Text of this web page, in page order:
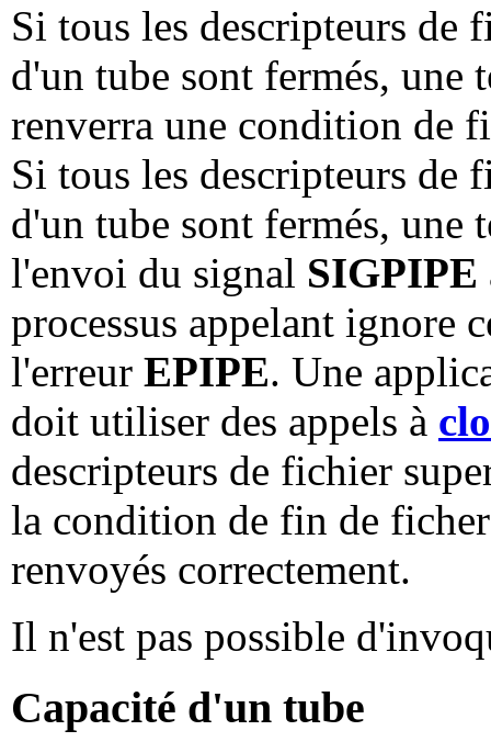
Si tous les descripteurs de
d'un tube sont fermés, une
renverra une condition de
Si tous les descripteurs de
d'un tube sont fermés, une
l'envoi du signal SIGPIPE
processus appelant ignore
l'erreur EPIPE. Une
doit utiliser des appels à
descripteurs de fichier
la condition de fin de
renvoyés correctement.
Il n'est pas possible
Capacité d'un tube